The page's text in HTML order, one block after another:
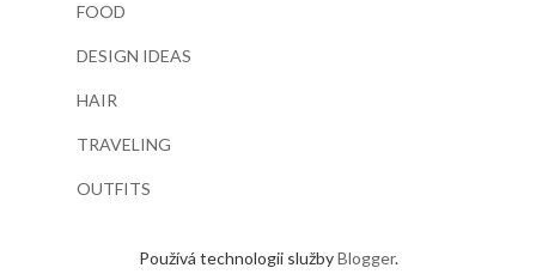
FOOD
DESIGN IDEAS
HAIR
TRAVELING
OUTFITS
Používá technologii službyBlogger.